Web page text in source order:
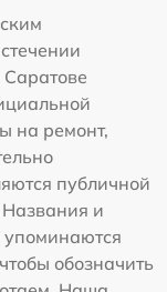
на ремонт,
публичной
и
упоминаются
обозначить